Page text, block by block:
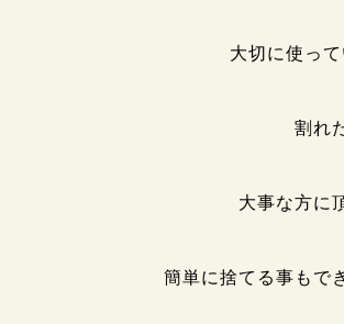
大切に使っ
割れ
大事な方に
簡単に捨てる事もで